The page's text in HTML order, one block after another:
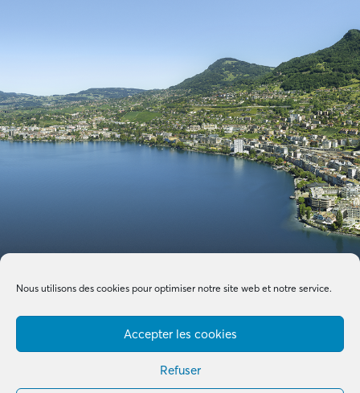
Nous utilisons des cookies pour optimiser notre site web et notre service.
Accepter les cookies
Refuser